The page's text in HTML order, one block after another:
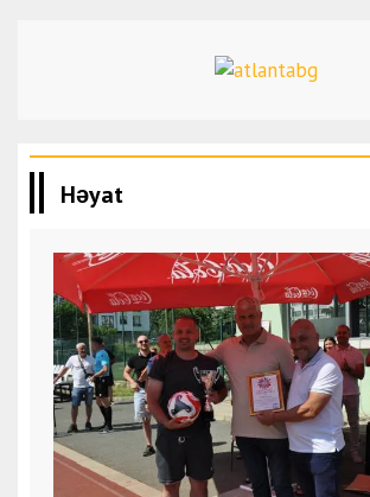
Həyat